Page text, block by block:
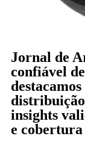
Jornal de
confiável
insights
e